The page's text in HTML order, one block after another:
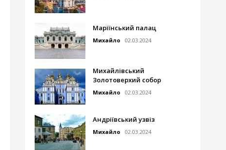
Маріїнський палац
Михайло 02.03.2024
Михайлівський
Золотоверхий собор
Михайло 02.03.2024
Андріївський узвіз
Михайло 02.03.2024